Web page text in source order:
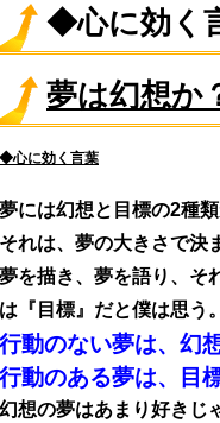
◆心に効く
夢は幻想か
◆心に効く言葉
夢には幻想と目標の2種類
それは、夢の大きさで決
夢を描き、夢を語り、そ
は『目標』だと僕は思う。
行動のない夢は、幻想
行動のある夢は、目標
幻想の夢はあまり好きじ